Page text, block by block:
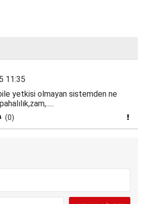
11:35
yetkisi olmayan sistemden ne
(0)